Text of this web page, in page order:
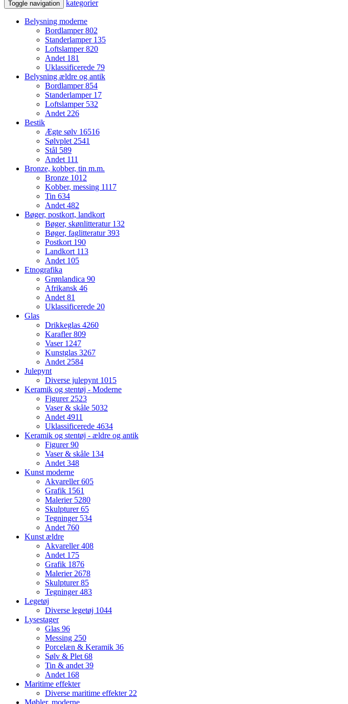
Toggle navigation kategorier
Belysning moderne
Bordlamper802
Standerlamper 135
Loftslamper820
Andet 181
Uklassificerede 79
Belysning ældre og antik
Bordlamper854
Standerlamper 17
Loftslamper 532
Andet 226
Bestik
Ægte sølv 16516
Sølvplet 2541
Stål 589
Andet 111
Bronze, kobber, tin m.m.
Bronze 1012
Kobber, messing 1117
Tin 634
Andet 482
Bøger, postkort, landkort
Bøger, skønlitteratur 132
Bøger, faglitteratur393
Postkort 190
Landkort 113
Andet 105
Etnografika
Grønlandica 90
Afrikansk 46
Andet 81
Uklassificerede 20
Glas
Drikkeglas 4260
Karafler809
Vaser 1247
Kunstglas 3267
Andet 2584
Julepynt
Diverse julepynt 1015
Keramik og stentøj - Moderne
Figurer 2523
Vaser & skåle 5032
Andet 4911
Uklassificerede 4634
Keramik og stentøj - ældre og antik
Figurer90
Vaser & skåle 134
Andet 348
Kunst moderne
Akvareller605
Grafik 1561
Malerier 5280
Skulpturer65
Tegninger 534
Andet 760
Kunst ældre
Akvareller408
Andet 175
Grafik 1876
Malerier 2678
Skulpturer85
Tegninger483
Legetøj
Diverse legetøj 1044
Lysestager
Glas 96
Messing 250
Porcelæn & Keramik 36
Sølv & Plet 68
Tin & andet 39
Andet 168
Maritime effekter
Diverse maritime effekter 22
Møbler, moderne